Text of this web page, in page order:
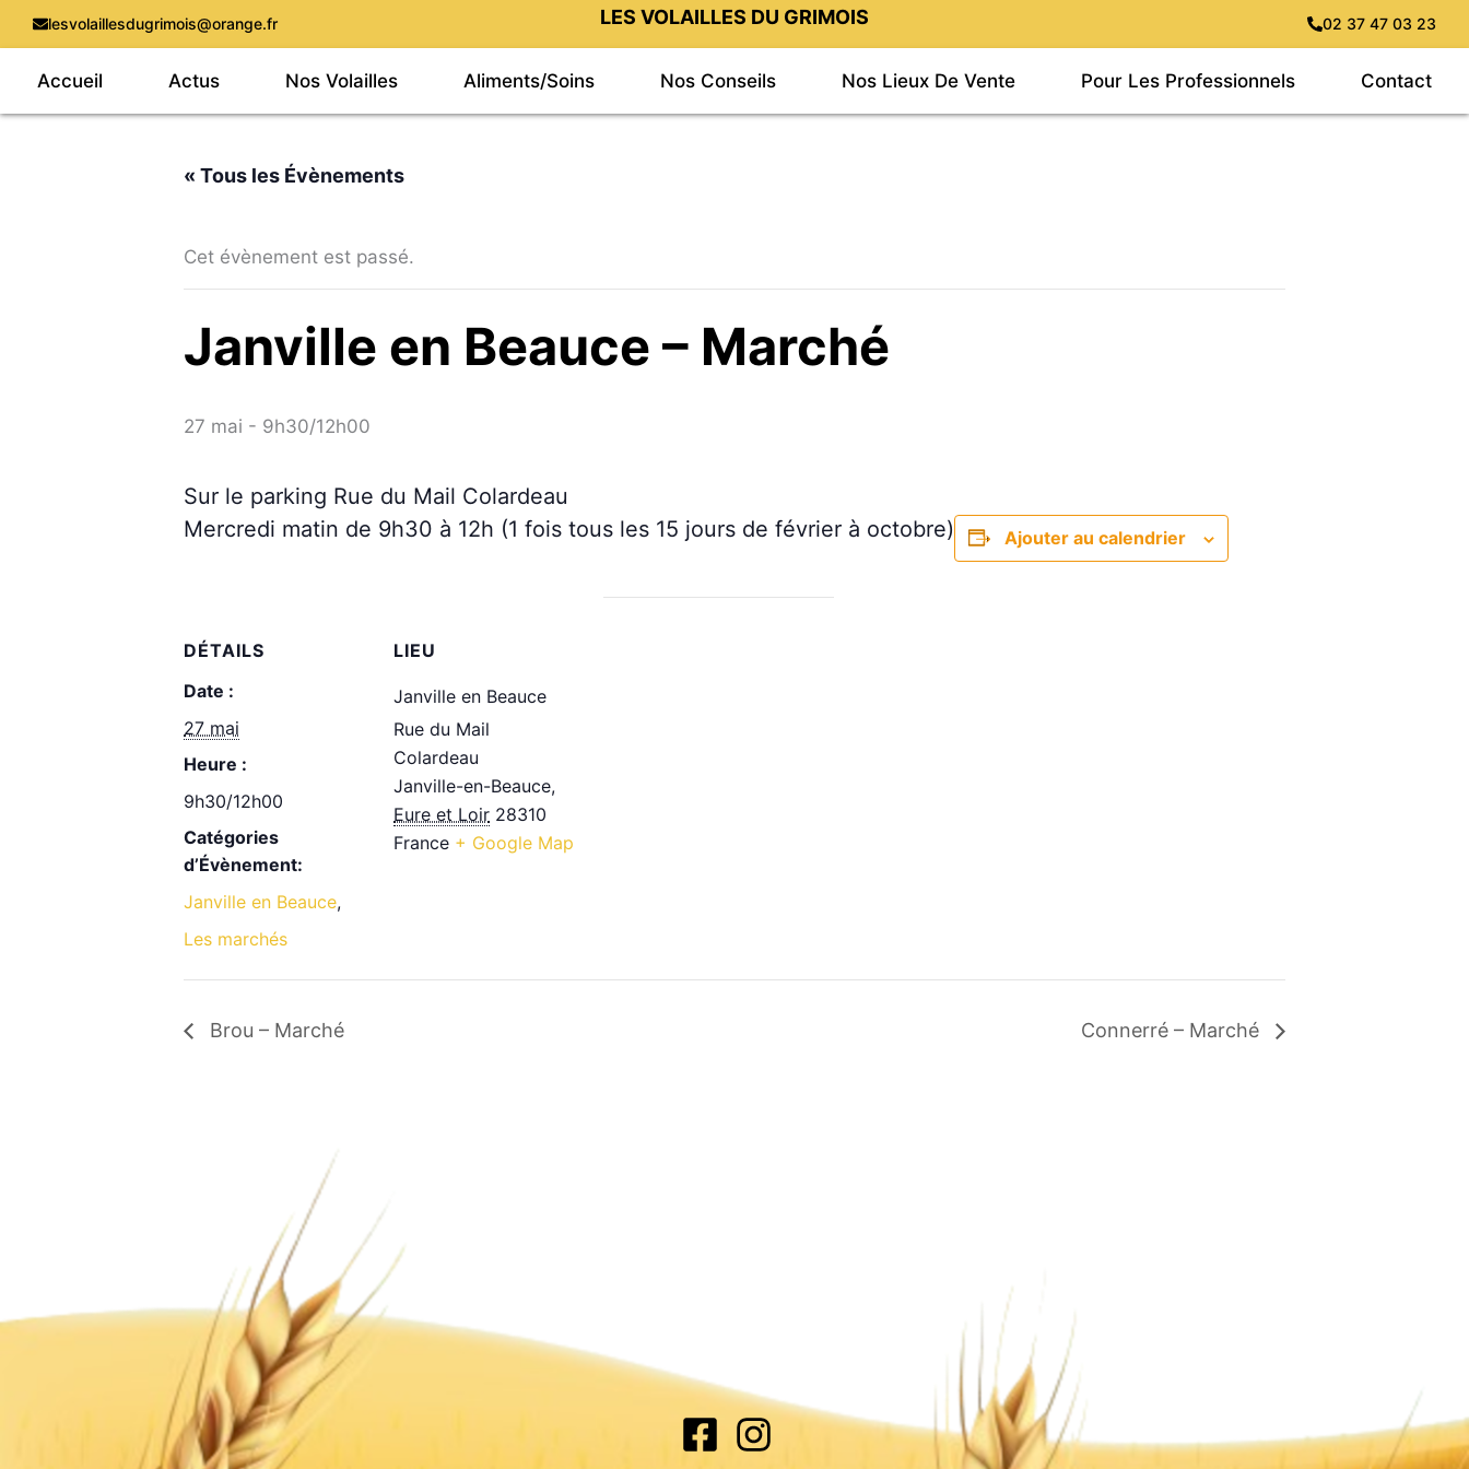
Aller
au
contenu
lesvolaillesdugrimois@orange.fr LES VOLAILLES DU GRIMOIS 02 37 47 03 23
Accueil Actus Nos Volailles Aliments/Soins Nos Conseils Nos Lieux De Vente Pour Les Professionnels Contact
« Tous les Évènements
Cet évènement est passé.
Janville en Beauce – Marché
27 mai - 9h30/12h00
Sur le parking Rue du Mail Colardeau
Mercredi matin de 9h30 à 12h (1 fois tous les 15 jours de février à octobre)
Ajouter au calendrier
DÉTAILS
Date :
27 mai
Heure :
9h30/12h00
Catégories
d’Évènement:
Janville en Beauce,
Les marchés
LIEU
Janville en Beauce
Rue du Mail
Colardeau
Janville-en-Beauce,
Eure et Loir 28310
France + Google Map
Brou – Marché Connerré – Marché